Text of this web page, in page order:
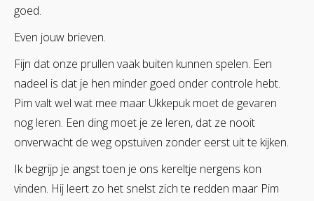
goed.
Even jouw brieven.
Fijn dat onze prullen vaak buiten kunnen spelen. Een
nadeel is dat je hen minder goed onder controle hebt.
Pim valt wel wat mee maar Ukkepuk moet de gevaren
nog leren. Een ding moet je ze leren, dat ze nooit
onverwacht de weg opstuiven zonder eerst uit te kijken.
Ik begrijp je angst toen je ons kereltje nergens kon
vinden. Hij leert zo het snelst zich te redden maar Pim